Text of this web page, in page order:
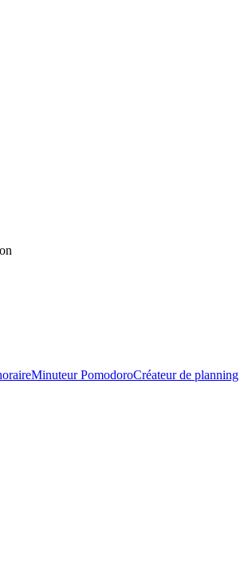
Minuteur PomodoroCréateur de planning